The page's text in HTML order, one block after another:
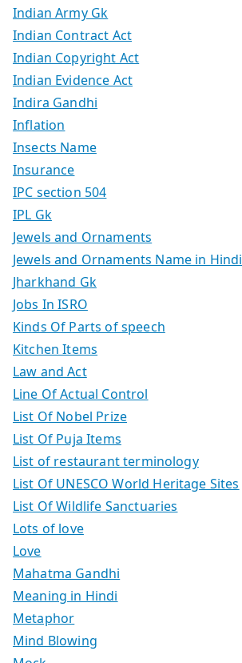
Indian Army Gk
Indian Contract Act
Indian Copyright Act
Indian Evidence Act
Indira Gandhi
Inflation
Insects Name
Insurance
IPC section 504
IPL Gk
Jewels and Ornaments
Jewels and Ornaments Name in Hindi
Jharkhand Gk
Jobs In ISRO
Kinds Of Parts of speech
Kitchen Items
Law and Act
Line Of Actual Control
List Of Nobel Prize
List Of Puja Items
List of restaurant terminology
List Of UNESCO World Heritage Sites
List Of Wildlife Sanctuaries
Lots of love
Love
Mahatma Gandhi
Meaning in Hindi
Metaphor
Mind Blowing